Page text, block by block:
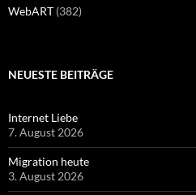
WebART (382)
NEUESTE BEITRÄGE
Internet Liebe
7. August 2026
Migration heute
3. August 2026